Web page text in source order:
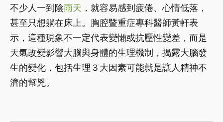
不少人一到陰雨天 ，就容易感到疲倦、心情低落，
甚至只想躺在床上。胸腔暨重症專科醫師黃軒表
示，這種現象不一定代表變懶或抗壓性變差，而是
天氣改變影響大腦與身體的生理機制，揭露大腦發
生的變化，包括生理３大因素可能就是讓人精神不
濟的幫兇。